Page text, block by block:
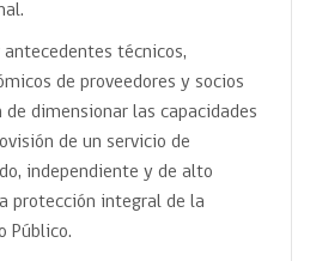
técnicos,
de proveedores y socios
dimensionar las capacidades
de un servicio de
independiente y de alto
protección integral de la
Público.